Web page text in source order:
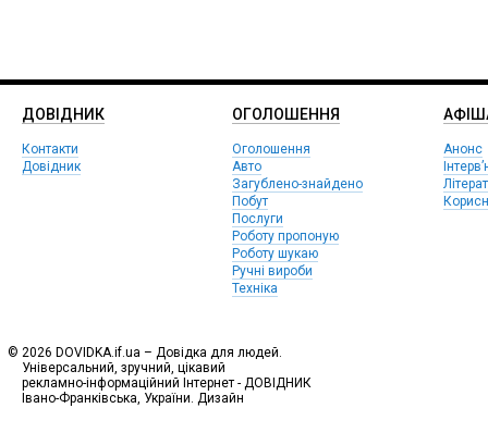
ДОВІДНИК
Контакти
Довідник
ОГОЛОШЕННЯ
Оголошення
Авто
Загублено-знайдено
Побут
Послуги
Роботу пропоную
Роботу шукаю
Ручні вироби
Техніка
Анонс
© 2026 DOVIDKA.if.ua – Довідка для людей.
Універсальний, зручний, цікавий
рекламно-інформаційний Інтернет - ДОВІДНИК
Івано-Франківська, України. Дизайн